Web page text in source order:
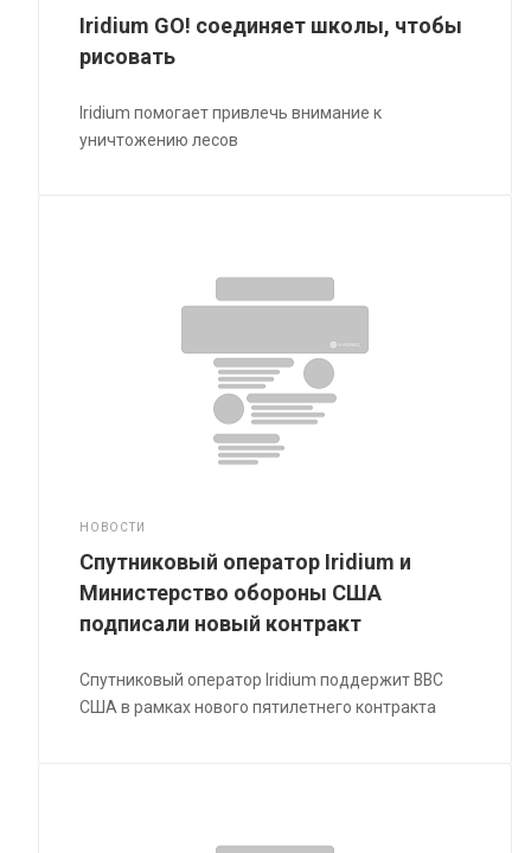
Iridium GO! соединяет школы, чтобы
рисовать
Iridium помогает привлечь внимание к
уничтожению лесов
НОВОСТИ
Спутниковый оператор Iridium и
Министерство обороны США
подписали новый контракт
Спутниковый оператор Iridium поддержит ВВС
США в рамках нового пятилетнего контракта